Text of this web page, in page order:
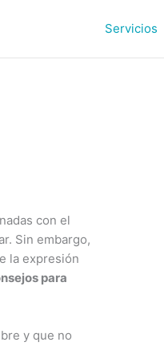
Servicios
con el
Sin embargo,
la expresión
para
y que no